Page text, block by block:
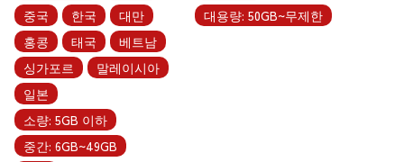
중국
한국
대만
홍콩
태국
베트남
싱가포르
말레이시아
일본
소량: 5GB 이하
중간: 6GB~49GB
대용량: 50GB~무제한